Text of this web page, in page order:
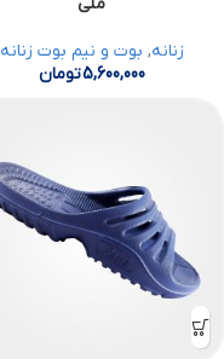
زنانه, بوت و نیم بوت زنانه
5,600,000تومان